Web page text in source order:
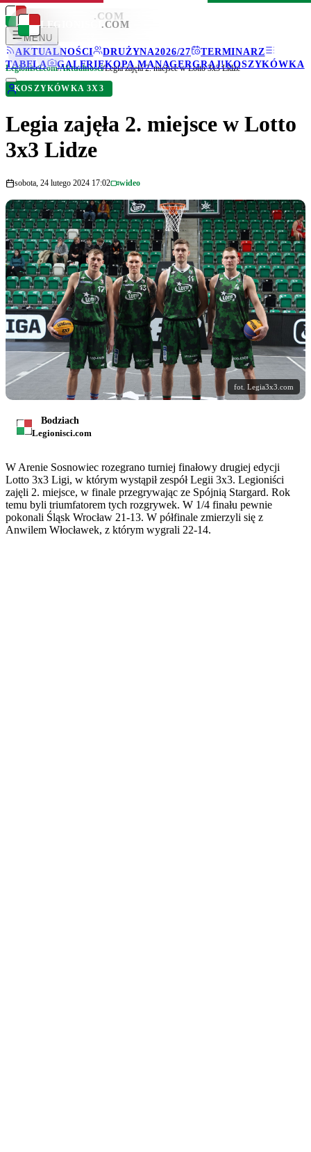
LEGIONISCI .COM
MENU
AKTUALNOŚCI
DRUŻYNA2026/27
TERMINARZ
TABELA
GALERIEKOPA MANAGERGRAJ!KOSZYKÓWKA
LEGIONISCI .COM
Legionisci.com/Aktualności/Legia zajęła 2. miejsce w Lotto 3x3 Lidze
KOSZYKÓWKA 3X3
Legia zajęła 2. miejsce w Lotto
3x3 Lidze
sobota, 24 lutego 2024 17:02 wideo
fot. Legia3x3.com
Bodziach
Legionisci.com
W Arenie Sosnowiec rozegrano turniej finałowy drugiej edycji
Lotto 3x3 Ligi, w którym wystąpił zespół Legii 3x3. Legioniści
zajęli 2. miejsce, w finale przegrywając ze Spójnią Stargard. Rok
temu byli triumfatorem tych rozgrywek. W 1/4 finału pewnie
pokonali Śląsk Wrocław 21-13. W półfinale zmierzyli się z
Anwilem Włocławek, z którym wygrali 22-14.